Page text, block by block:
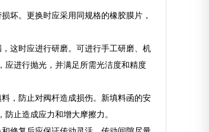
坏。更换时应采用同规格的橡胶膜片，
这时应进行研磨。可进行手工研磨、机
应进行抛光，并满足所需光洁度和精度
，防止对阀杆造成损伤。新填料函的安
止造成应力和增大摩擦力。